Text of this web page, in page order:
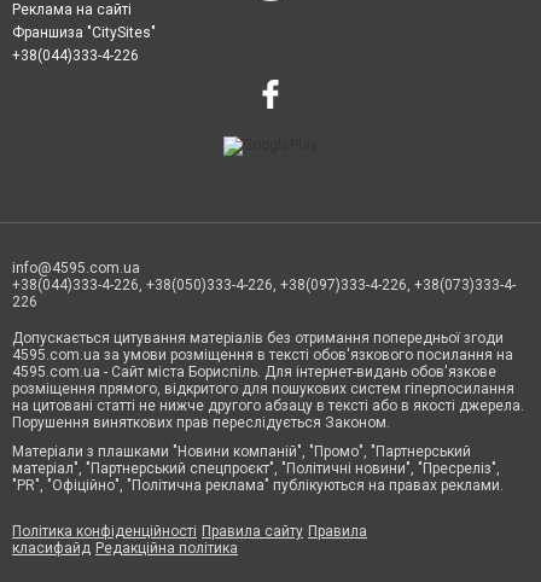
Реклама на сайті
Франшиза "CitySites"
+38(044)333-4-226
info@4595.com.ua
+38(044)333-4-226, +38(050)333-4-226, +38(097)333-4-226, +38(073)333-4-
226
Допускається цитування матеріалів без отримання попередньої згоди
4595.com.ua за умови розміщення в тексті обов'язкового посилання на
4595.com.ua - Сайт міста Бориспіль. Для інтернет-видань обов'язкове
розміщення прямого, відкритого для пошукових систем гіперпосилання
на цитовані статті не нижче другого абзацу в тексті або в якості джерела.
Порушення виняткових прав переслідується Законом.
Матеріали з плашками "Новини компаній", "Промо", "Партнерський
матеріал", "Партнерський спецпроєкт", "Політичні новини", "Пресреліз",
"PR", "Офіційно", "Політична реклама" публікуються на правах реклами.
Політика конфіденційності Правила сайту Правила
класифайд Редакційна політика